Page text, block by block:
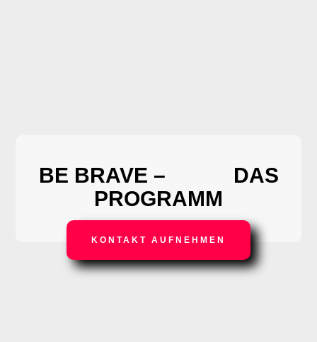
BE BRAVE –
DAS
PROGRAMM
KONTAKT AUFNEHMEN